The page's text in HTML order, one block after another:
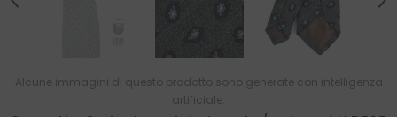
Alcune immagini di questo prodotto sono generate con intelligenza
artificiale.